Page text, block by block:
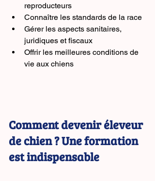
reproducteurs
Connaître les standards de la race
Gérer les aspects sanitaires,
juridiques et fiscaux
Offrir les meilleures conditions de
vie aux chiens
Comment devenir éleveur
de chien ? Une formation
est indispensable